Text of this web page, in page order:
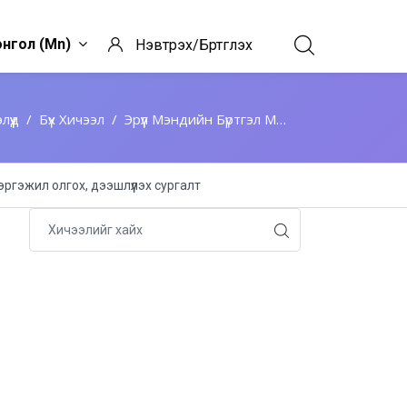
Нэвтрэх/Бүртгүүлэх
‎(mn)‎
Бүх Хичээл Эрүүл Мэндийн Бүртгэл Мэдээллийн Ажилтаны Мэргэжил Олгох, Дээшлүүлэх Сургалт